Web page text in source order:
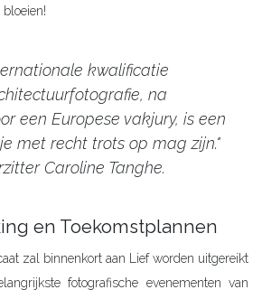
kwalificatie
na
een Europese vakjury, is een
met recht trots op mag zijn."
Caroline Tanghe.
en Toekomstplannen
zal binnenkort aan Lief worden uitgereikt
fotografische evenementen van